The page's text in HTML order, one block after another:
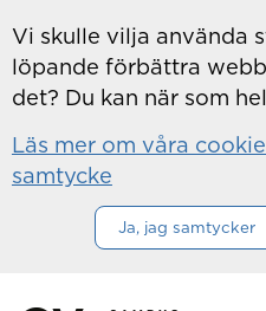
Vi skulle vilja använda
löpande förbättra
det? Du kan när som
Läs mer om våra
samtycke
Ja, jag samtycker